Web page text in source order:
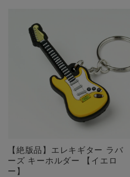
【絶版品】エレキギター ラバ
ーズ キーホルダー 【イエロ
ー】